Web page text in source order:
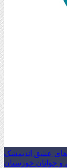
های عشق اندیمشک
و جوانان خوزستان